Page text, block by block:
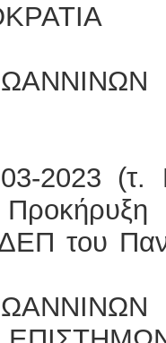
2023 (τ.
του